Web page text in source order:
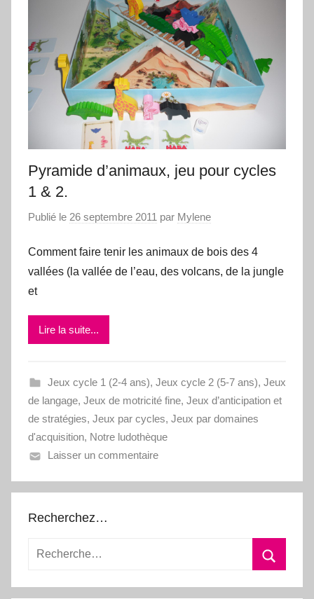
apprendre…
Pyramide d’animaux, jeu pour cycles
1 & 2.
Publié le 26 septembre 2011 par Mylene
Comment faire tenir les animaux de bois des 4
vallées (la vallée de l’eau, des volcans, de la jungle
et
Lire la suite...
Jeux cycle 1 (2-4 ans), Jeux cycle 2 (5-7 ans), Jeux
de langage, Jeux de motricité fine, Jeux d’anticipation et
de stratégies, Jeux par cycles, Jeux par domaines
d'acquisition, Notre ludothèque
Laisser un commentaire
Recherchez…